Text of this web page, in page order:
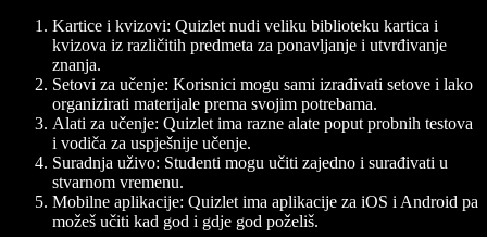
Kartice i kvizovi: Quizlet nudi veliku biblioteku kartica i
kvizova iz različitih predmeta za ponavljanje i utvrđivanje
znanja.
Setovi za učenje: Korisnici mogu sami izrađivati setove i lako
organizirati materijale prema svojim potrebama.
Alati za učenje: Quizlet ima razne alate poput probnih testova
i vodiča za uspješnije učenje.
Suradnja uživo: Studenti mogu učiti zajedno i surađivati u
stvarnom vremenu.
Mobilne aplikacije: Quizlet ima aplikacije za iOS i Android pa
možeš učiti kad god i gdje god poželiš.